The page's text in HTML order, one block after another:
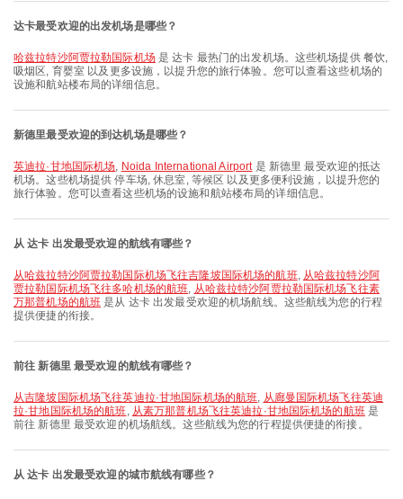
达卡最受欢迎的出发机场是哪些？
哈兹拉特沙阿贾拉勒国际机场是 达卡 最热门的出发机场。这些机场提供 餐饮,
吸烟区, 育婴室 以及更多设施，以提升您的旅行体验。您可以查看这些机场的
设施和航站楼布局的详细信息。
新德里最受欢迎的到达机场是哪些？
英迪拉·甘地国际机场, Noida International Airport是 新德里 最受欢迎的抵达
机场。这些机场提供 停车场, 休息室, 等候区 以及更多便利设施，以提升您的
旅行体验。您可以查看这些机场的设施和航站楼布局的详细信息。
从 达卡 出发最受欢迎的航线有哪些？
从哈兹拉特沙阿贾拉勒国际机场飞往吉隆坡国际机场的航班, 从哈兹拉特沙阿
贾拉勒国际机场飞往多哈机场的航班, 从哈兹拉特沙阿贾拉勒国际机场飞往素
万那普机场的航班 是从 达卡 出发最受欢迎的机场航线。这些航线为您的行程
提供便捷的衔接。
前往 新德里 最受欢迎的航线有哪些？
从吉隆坡国际机场飞往英迪拉·甘地国际机场的航班, 从廊曼国际机场飞往英迪
拉·甘地国际机场的航班, 从素万那普机场飞往英迪拉·甘地国际机场的航班是
前往 新德里 最受欢迎的机场航线。这些航线为您的行程提供便捷的衔接。
从 达卡 出发最受欢迎的城市航线有哪些？